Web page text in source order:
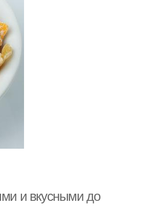
и вкусными до